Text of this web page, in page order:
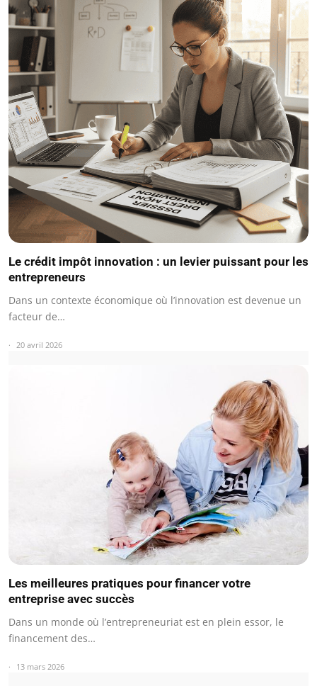
Le crédit impôt innovation : un levier puissant pour les
entrepreneurs
Dans un contexte économique où l’innovation est devenue un
facteur de…
20 avril 2026
Les meilleures pratiques pour financer votre
entreprise avec succès
Dans un monde où l’entrepreneuriat est en plein essor, le
financement des…
13 mars 2026